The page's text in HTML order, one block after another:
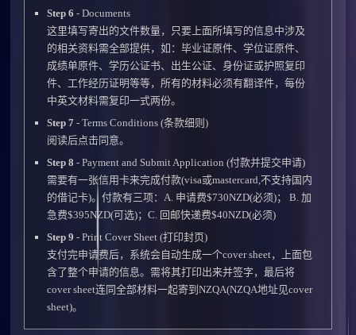
Step 6 - Documents
这里填写寄出的文件数量，只要上面所填写的信息中涉及
的相关资料需全部提供，如：毕业证原件、学位证原件、
成绩单原件、学历公证书、出生公证、身份证或护照复印
件、工作经历证明等等，所有的材料必须有翻译件，每份
中英文材料需复印一式两份。
Step 7 - Terms Conditions (条款细则)
阅读后点击同意。
Step 8 - Payment and Submit Application (付款并提交申请)
需要有一张信用卡来完成付款(visa或mastercard,不支持国内
的借记卡)。付款有三项：A. 申请费$730NZD(必须)； B. 加
急费$395NZD(可选)；C. 回邮快递费$40NZD(必须)
Step 9 - Print Cover Sheet (打印封页)
支付完申请费后，系统会自动生成一个cover sheet，上面包
含了整个申请的信息。需将其打印出来并签字，最后将
cover sheet连同全部材料一起寄到NZQA(NZQA地址见cover
sheet)。